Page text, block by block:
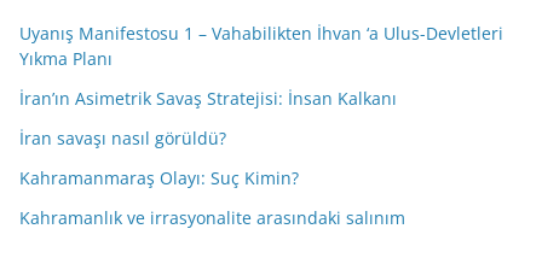
Uyanış Manifestosu 1 – Vahabilikten İhvan ‘a Ulus-Devletleri
Yıkma Planı
İran’ın Asimetrik Savaş Stratejisi: İnsan Kalkanı
İran savaşı nasıl görüldü?
Kahramanmaraş Olayı: Suç Kimin?
Kahramanlık ve irrasyonalite arasındaki salınım